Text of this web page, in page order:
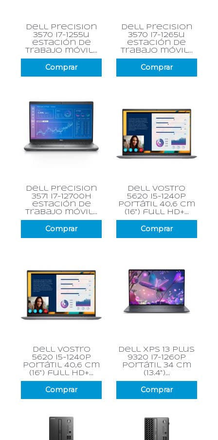
dell precision
3570 i7-1255u
estación de
trabajo móvil...
Comprar
dell precision
3570 i7-1265u
estación de
trabajo móvil...
Comprar
dell precision
3571 i7-12700h
estación de
trabajo móvil...
Comprar
dell vostro
5620 i5-1240p
portátil 40,6 cm
(16") full hd+...
Comprar
dell vostro
5620 i5-1240p
portátil 40,6 cm
(16") full hd+...
Comprar
dell xps 13 plus
9320 i7-1260p
portátil 34 cm
(13.4")...
Comprar